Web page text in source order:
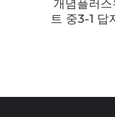
개념플러스
트 중3-1 답